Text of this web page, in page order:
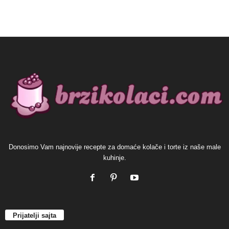
Donosimo Vam najnovije recepte za domaće kolače i torte iz naše male
kuhinje.
Prijatelji sajta